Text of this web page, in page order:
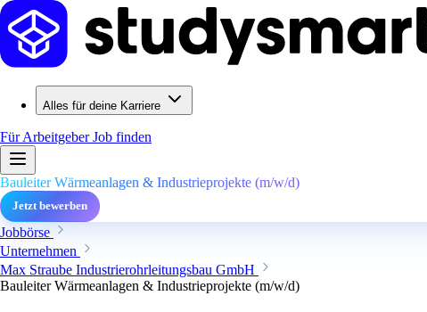
Alles für deine Karriere
Für ArbeitgeberJob finden
Bauleiter Wärmeanlagen & Industrieprojekte (m/w/d)
Jetzt bewerben
Jobbörse
Unternehmen
Max Straube Industrierohrleitungsbau GmbH
Bauleiter Wärmeanlagen & Industrieprojekte (m/w/d)